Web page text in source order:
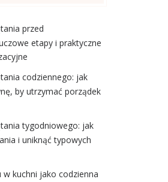
przed
etapy i praktyczne
codziennego: jak
by utrzymać porządek
tygodniowego: jak
i uniknąć typowych
w kuchni jako codzienna